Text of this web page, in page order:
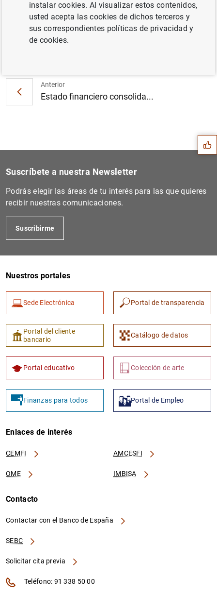
Anterior
Estado financiero consolida...
Sugerencias
Suscríbete a nuestra Newsletter
Podrás elegir las áreas de tu interés para las que quieres
recibir nuestras comunicaciones.
Suscribirme
Nuestros portales
Sede Electrónica Portal de transparencia
Portal del cliente
bancario
Catálogo de datos
Portal educativo Colección de arte
Finanzas para todos Portal de Empleo
Enlaces de interés
CEMFI AMCESFI
OME IMBISA
Contacto
Contactar con el Banco de España
SEBC
Solicitar cita previa
Teléfono: 91 338 50 00
instalar cookies. Al visualizar estos contenidos,
usted acepta las cookies de dichos terceros y
sus correspondientes políticas de privacidad y
de cookies.